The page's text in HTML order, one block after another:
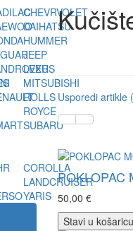
CHEVRVOLET
DAIHATSU
HUMMER
JEEP
LEXUS
MITSUBISHI
ROLLS
ROYCE
SUBARU
COROLLA
LANDCRUISER
YARIS
Usporedi artikle
POKLOPAC
50,00 €
Stavi u košaricu